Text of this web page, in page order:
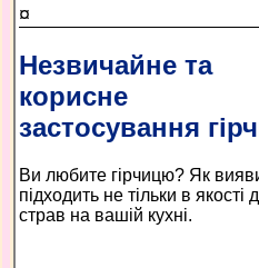
¤
Незвичайне та
корисне
застосування
Ви любите гірчицю? Як
підходить не тільки в
страв на вашій кухні.